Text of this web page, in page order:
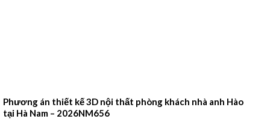
Phương án thiết kế 3D nội thất phòng khách nhà anh Hào
tại Hà Nam – 2026NM656